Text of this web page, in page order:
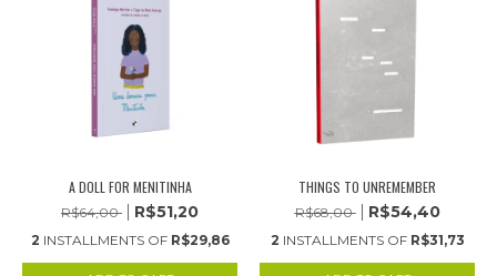
A DOLL FOR MENITINHA
R$64,00 R$51,20
2 INSTALLMENTS OF R$29,86
THINGS TO UNREMEMBER
R$68,00 R$54,40
2 INSTALLMENTS OF R$31,73